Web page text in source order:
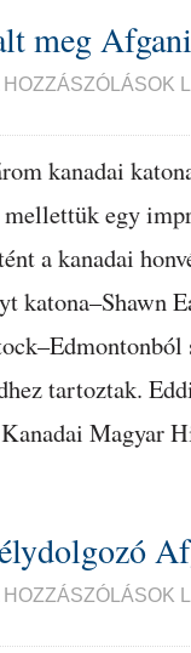
meg
HOZZÁSZÓLÁSOK
kanadai
egy
a kanadai
katona–Shawn
tartoztak.
Magyar
HOZZÁSZÓLÁSOK